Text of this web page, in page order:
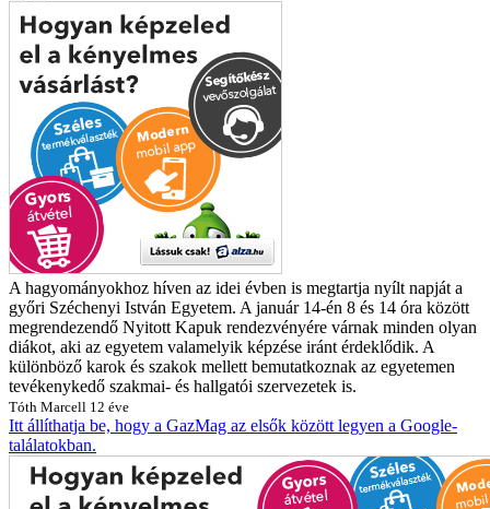
A hagyományokhoz híven az idei évben is megtartja nyílt napját a
győri Széchenyi István Egyetem. A január 14-én 8 és 14 óra között
megrendezendő Nyitott Kapuk rendezvényére várnak minden olyan
diákot, aki az egyetem valamelyik képzése iránt érdeklődik. A
különböző karok és szakok mellett bemutatkoznak az egyetemen
tevékenykedő szakmai- és hallgatói szervezetek is.
Tóth Marcell 12 éve
Itt állíthatja be, hogy a GazMag az elsők között legyen a Google-
találatokban.